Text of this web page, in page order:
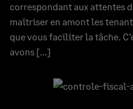
correspondant aux attentes
maîtriser en amont les
que vous faciliter la tâche.
avons […]